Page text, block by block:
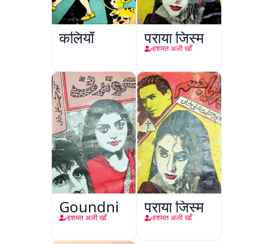
कलियाँ पराया जिस्म
हशमत अली खाँ
Goundni
हशमत अली खाँ
पराया जिस्म
हशमत अली खाँ